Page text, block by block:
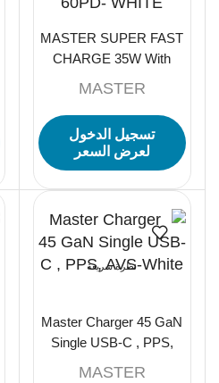
MASTER SUPER FAST
CHARGE 35W With
cable 60PD- WHITE
MASTER
تسجيل الدخول
لعرض السعر
نظرة سريعة
Master Charger 45 GaN
Single USB-C , PPS,
MASTER